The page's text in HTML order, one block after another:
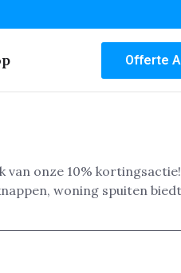
Offerte
van onze 10%
woning spuiten